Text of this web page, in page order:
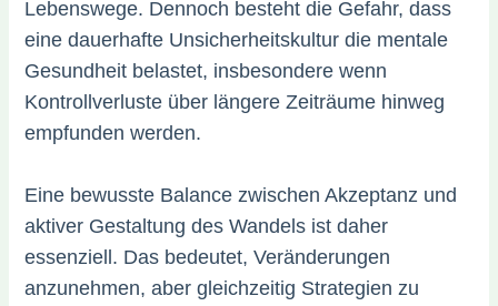
Lebenswege. Dennoch besteht die Gefahr, dass
eine dauerhafte Unsicherheitskultur die mentale
Gesundheit belastet, insbesondere wenn
Kontrollverluste über längere Zeiträume hinweg
empfunden werden.
Eine bewusste Balance zwischen Akzeptanz und
aktiver Gestaltung des Wandels ist daher
essenziell. Das bedeutet, Veränderungen
anzunehmen, aber gleichzeitig Strategien zu